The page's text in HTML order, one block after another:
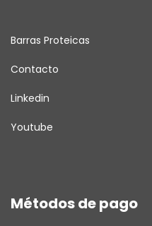
Barras Proteicas
Contacto
Linkedin
Youtube
Métodos de pago